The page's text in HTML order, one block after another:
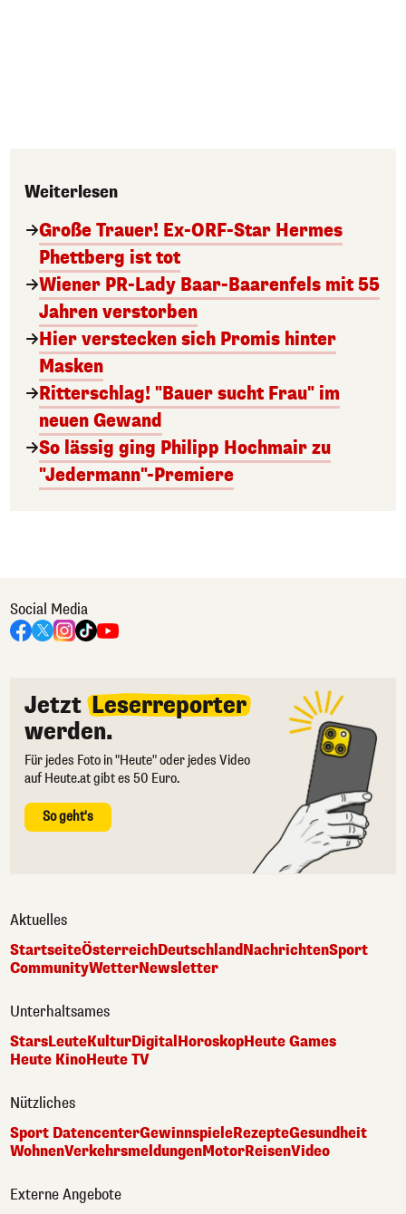
Weiterlesen
Große Trauer! Ex-ORF-Star Hermes
Phettberg ist tot
Wiener PR-Lady Baar-Baarenfels mit 55
Jahren verstorben
Hier verstecken sich Promis hinter
Masken
Ritterschlag! "Bauer sucht Frau" im
neuen Gewand
So lässig ging Philipp Hochmair zu
"Jedermann"-Premiere
Social Media
Jetzt Leserreporter
werden.
Für jedes Foto in "Heute" oder jedes Video
auf Heute.at gibt es 50 Euro.
So geht's
Aktuelles
StartseiteÖsterreichDeutschlandNachrichtenSport
CommunityWetterNewsletter
Unterhaltsames
StarsLeuteKulturDigital HoroskopHeute Games
Heute KinoHeute TV
Nützliches
Sport DatencenterGewinnspieleRezepteGesundheit
WohnenVerkehrsmeldungenMotorReisenVideo
Externe Angebote